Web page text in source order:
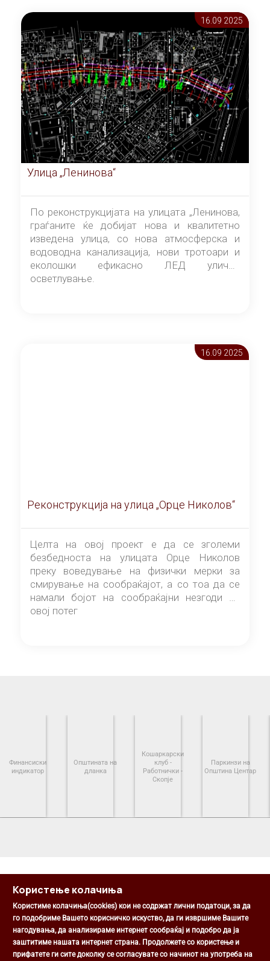
16.09 2025
Улица „Ленинова“
По реконструкцијата на улицата „Ленинова,
граѓаните ќе добијат нова и квалитетно
изведена улица, со нова атмосферска и
водоводна канализација, нови тротоари и
еколошки ефикасно ЛЕД улично
осветлување.
16.09 2025
Реконструкција на улица „Орце Николов“
Целта на овој проект е да се зголеми
безбедноста на улицата Орце Николов
преку воведување на физички мерки за
смирување на сообраќајот, а со тоа да се
намали бојот на сообраќајни незгоди на
овој потег
Финансиски
индикатор
Општината на
дланка
Кошаркарски
клуб -
Работнички -
Скопје
Паркинзи на
Општина Центар
Општина Центар
Михаил Цоков бр. 1, Скопје
Користење колачиња
Користиме колачиња(cookies) кои не содржат лични податоци, за да
го подобриме Вашето корисничко искуство, да ги извршиме Вашите
нагодувања, да анализираме интернет сообраќај и подобро да ја
заштитиме нашата интернет страна. Продолжете со користење и
прифатете ги сите доколку се согласувате со начинот на употреба на